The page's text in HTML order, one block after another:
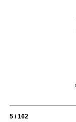
5 / 162